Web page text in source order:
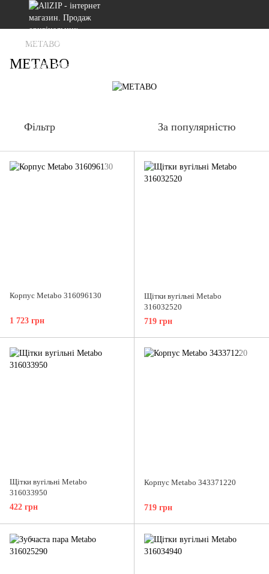
METABO
METABO
Фільтр За популярністю
Корпус Metabo 316096130
1 723 грн
Щітки вугільні Metabo
316032520
719 грн
Щітки вугільні Metabo
316033950
422 грн
Корпус Metabo 343371220
719 грн